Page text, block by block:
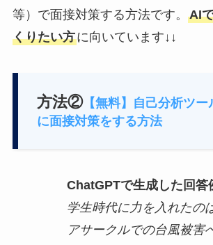
等）で面接対策する方法です。 AI
くりたい方に向いています↓↓
方法②【無料】自己分析ツー
に面接対策をする方法
ChatGPTで生成した回答
学生時代に力を入れたの
アサークルでの台風被害